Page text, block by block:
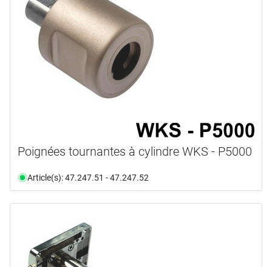
Poignées tournantes à cylindre WKS - P5000
Article(s): 47.247.51 - 47.247.52